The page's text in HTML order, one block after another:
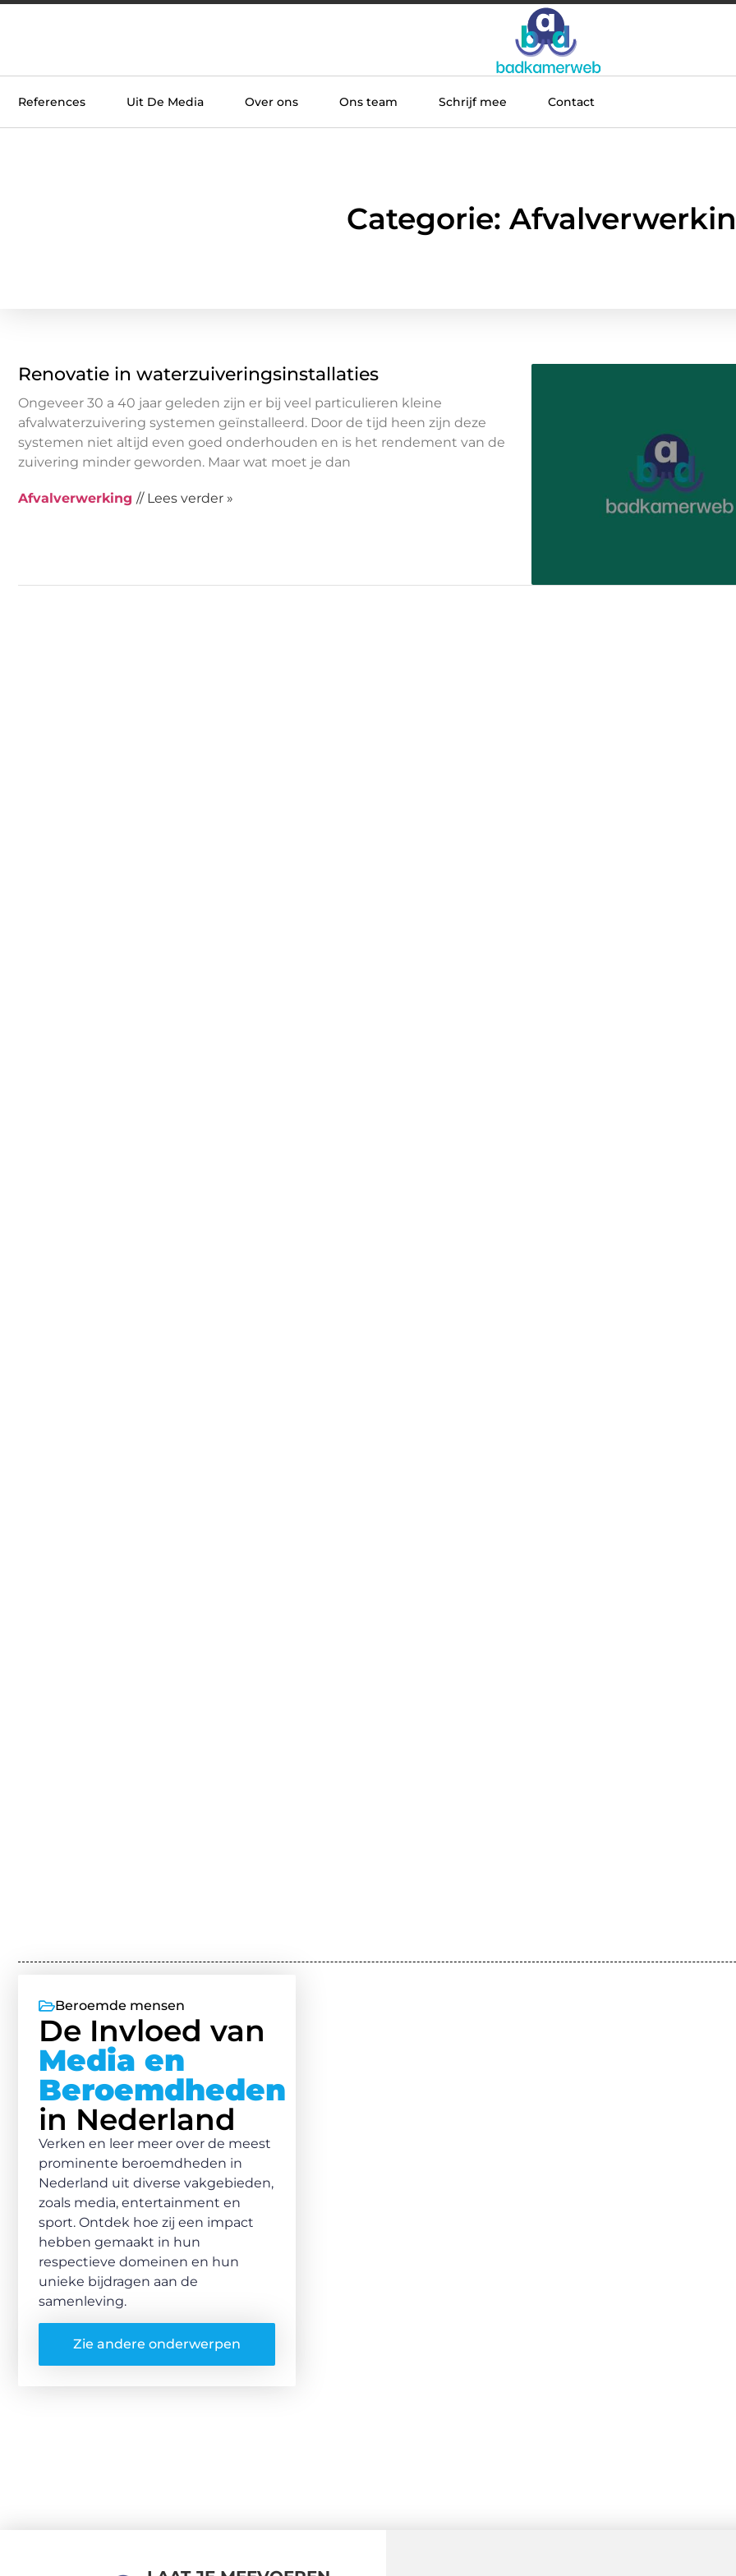
References Uit De Media Over ons Ons team Schrijf mee Contact
Categorie:
Renovatie in waterzuiveringsinstallaties
Ongeveer 30 a 40 jaar geleden zijn er bij veel particulieren kleine
afvalwaterzuivering systemen geïnstalleerd. Door de tijd heen zijn deze
systemen niet altijd even goed onderhouden en is het rendement van de
zuivering minder geworden. Maar wat moet je dan
Afvalverwerking // Lees verder »
Beroemde mensen
De Invloed van
Media en
Beroemdheden
in Nederland
Verken en leer meer over de meest
prominente beroemdheden in
Nederland uit diverse vakgebieden,
zoals media, entertainment en
sport. Ontdek hoe zij een impact
hebben gemaakt in hun
respectieve domeinen en hun
unieke bijdragen aan de
samenleving.
Zie andere onderwerpen